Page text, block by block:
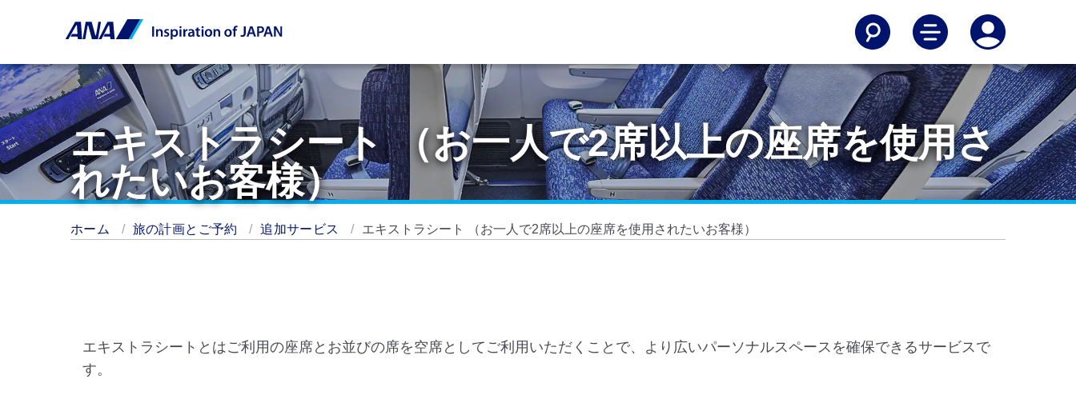
エキストラシート （お一人で2席以上の座席を使用さ
れたいお客様）
ホーム 旅の計画とご予約 追加サービス エキストラシート （お一人で2席以上の座席を使用されたいお客様）
エキストラシートとはご利用の座席とお並びの席を空席としてご利用いただくことで、より広いパーソナルスペースを確保できるサービスで
す。